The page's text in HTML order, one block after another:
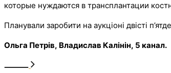
которые нуждаются в трансплантации
Планували заробити на аукціоні двісті
Ольга Петрів, Владислав Калінін, 5 канал.